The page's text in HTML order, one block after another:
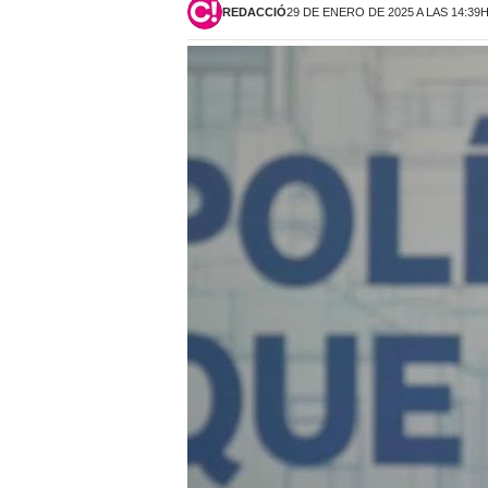
REDACCIÓ29 DE ENERO DE 2025 A LAS 14:39H